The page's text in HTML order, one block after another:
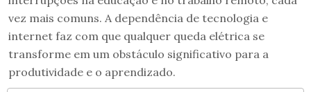
vez mais comuns. A dependência de tecnologia e
internet faz com que qualquer queda elétrica se
transforme em um obstáculo significativo para a
produtividade e o aprendizado.